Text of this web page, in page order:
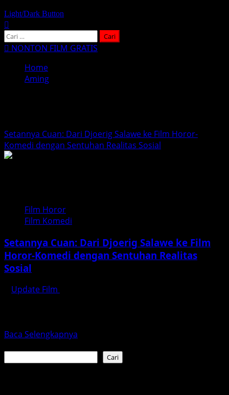
Light/Dark Button
Cari
untuk:
NONTON FILM GRATIS
Home
Aming
Setannya Cuan: Dari Djoerig Salawe ke Film Horor-
Komedi dengan Sentuhan Realitas Sosial
Film Horor
Film Komedi
Setannya Cuan: Dari Djoerig Salawe ke Film
Horor-Komedi dengan Sentuhan Realitas
Sosial
Update Film
Baca Selengkapnya
Cari